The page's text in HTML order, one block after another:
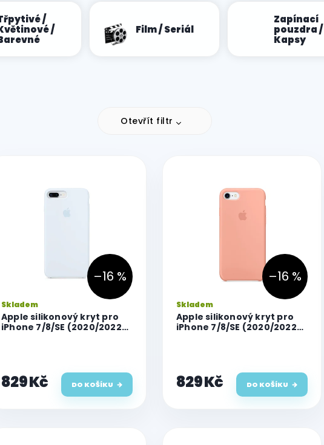
/
/
Film / Seriál
Zapínací
pouzdra /
Kapsy
Otevřít filtr
–16 %
Apple silikonový kryt pro
iPhone 7/8/SE (2020/2022),
Skladem
829 Kč DO KOŠÍKU
–16 %
Apple silikonový kryt pro
iPhone 7/8/SE (2020/2022),
Skladem
829 Kč DO KOŠÍKU